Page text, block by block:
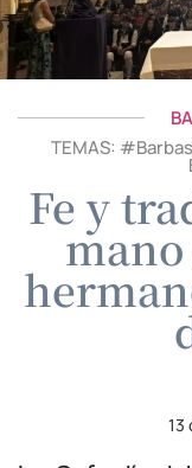
TEMAS: #
Fe y
13